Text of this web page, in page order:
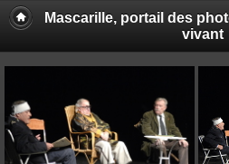
Mascarille, portail des
vivant